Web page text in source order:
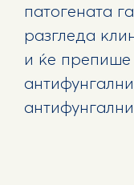
патогената
разгледа
и ќе